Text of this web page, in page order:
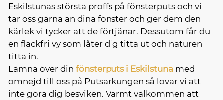
Eskilstunas största proffs på fönsterputs och vi
tar oss gärna an dina fönster och ger dem den
kärlek vi tycker att de förtjänar. Dessutom får du
en fläckfri vy som låter dig titta ut och naturen
titta in.
Lämna över din fönsterputs i Eskilstuna med
omnejd till oss på Putsarkungen så lovar vi att
inte göra dig besviken. Varmt välkommen att